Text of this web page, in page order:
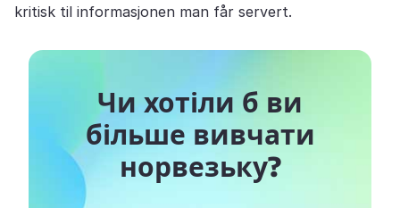
kritisk til informasjonen man får servert.
Чи хотіли б ви
більше вивчати
норвезьку?